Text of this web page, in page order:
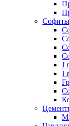
J
J